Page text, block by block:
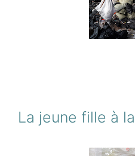
La jeune fille à